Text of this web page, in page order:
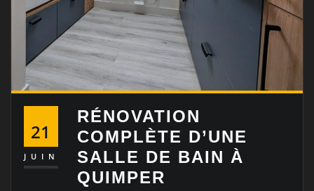
21
JUIN
RÉNOVATION
COMPLÈTE D’UNE
SALLE DE BAIN À
QUIMPER